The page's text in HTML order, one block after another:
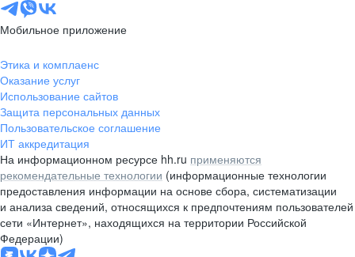
Мобильное приложение
Этика и комплаенс
Оказание услуг
Использование сайтов
Защита персональных данных
Пользовательское соглашение
ИТ аккредитация
На информационном ресурсе hh.ru применяются
рекомендательные технологии (информационные технологии
предоставления информации на основе сбора, систематизации
и анализа сведений, относящихся к предпочтениям пользователей
сети «Интернет», находящихся на территории Российской
Федерации)